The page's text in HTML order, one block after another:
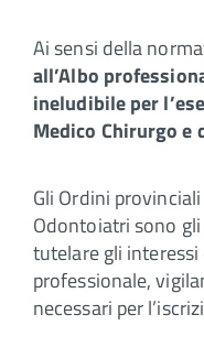
Ai sensi della
all’Albo
ineludibile per
Medico Chirurgo e
Gli Ordini
Odontoiatri sono
tutelare gli interessi
professionale,
necessari per